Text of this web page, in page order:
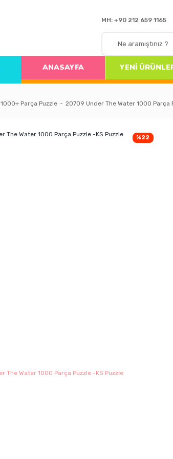
MH: +90 212 659 1165
ANASAYFA YENİ
1000+ Parça Puzzle 20709 Under The Water 1000 Parça
%22